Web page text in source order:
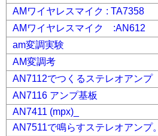
AMワイヤレスマイク : TA7358
AMワイヤレスマイク :AN612
am変調実験
AM変調考
AN7112でつくるステレオアンプ
AN7116 アンプ基板
AN7411 (mpx)_
AN7511で鳴らすステレオアンプ。